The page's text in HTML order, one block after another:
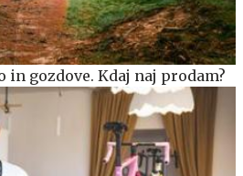
in gozdove. Kdaj naj prodam?